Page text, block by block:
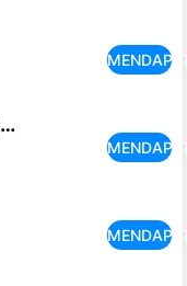
かんたんnetprint－セブン‐イレブンでかんたん印刷